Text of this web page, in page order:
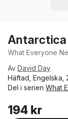
Antarctica
What Everyone
Av David Day
Häftad, Engelska,
Del i serien What
194 kr